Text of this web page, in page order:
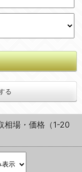
る
相場・価格（1-20